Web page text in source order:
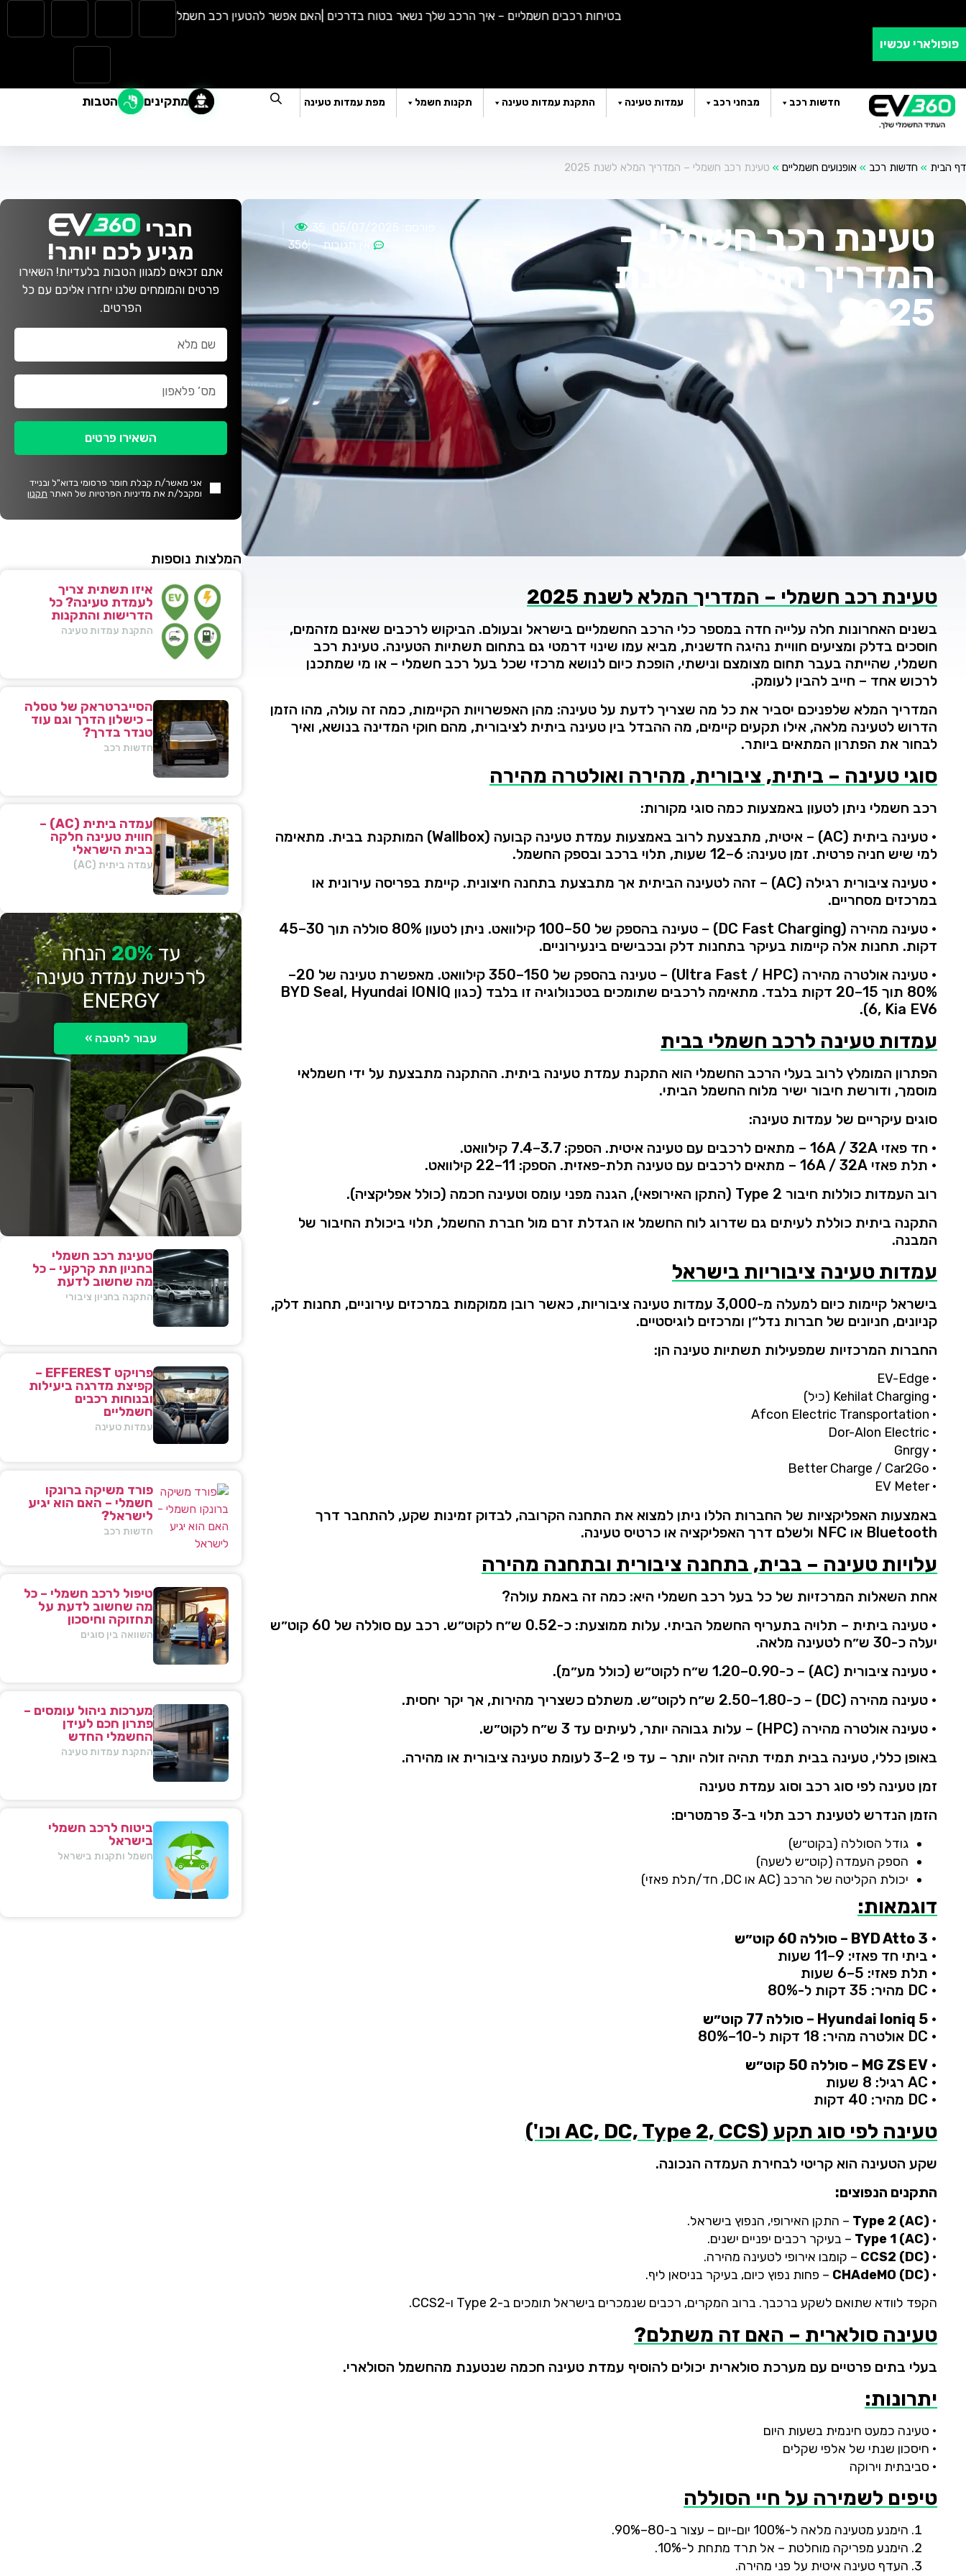
פופולארי עכשיו
בטיחות רכבים חשמליים – איך הרכב שלך נשאר בטוח בדרכים |האם אפשר להטעין רכב חשמלי בגשם? כל מה שצריך לדעת |
חדשות רכב מבחני רכב עמדות טעינה התקנת עמדות טעינה תקנות חשמל מפת עמדות טעינה מתקינים הטבות
דף הבית » חדשות רכב » אופנועים חשמליים » טעינת רכב חשמלי – המדריך המלא לשנת 2025
טעינת רכב חשמלי –
המדריך המלא לשנת
2025
פורסם: 05/07/2025
14:35
אין תגובות
356
טעינת רכב חשמלי – המדריך המלא לשנת 2025
בשנים האחרונות חלה עלייה חדה במספר כלי הרכב החשמליים בישראל ובעולם. הביקוש לרכבים שאינם מזהמים,
חוסכים בדלק ומציעים חוויית נהיגה חדשנית, מביא עמו שינוי דרמטי גם בתחום תשתיות הטעינה. טעינת רכב
חשמלי, שהייתה בעבר תחום מצומצם ונישתי, הופכת כיום לנושא מרכזי שכל בעל רכב חשמלי – או מי שמתכנן
לרכוש אחד – חייב להבין לעומק.
המדריך המלא שלפניכם יסביר את כל מה שצריך לדעת על טעינה: מהן האפשרויות הקיימות, כמה זה עולה, מהו הזמן
הדרוש לטעינה מלאה, אילו תקעים קיימים, מה ההבדל בין טעינה ביתית לציבורית, מהם חוקי המדינה בנושא, ואיך
לבחור את הפתרון המתאים ביותר.
סוגי טעינה – ביתית, ציבורית, מהירה ואולטרה מהירה
רכב חשמלי ניתן לטעון באמצעות כמה סוגי מקורות:
• טעינה ביתית (AC)
– איטית, מתבצעת לרוב באמצעות עמדת טעינה קבועה (Wallbox) המותקנת בבית. מתאימה
למי שיש חניה פרטית. זמן טעינה: 6–
12 שעות, תלוי ברכב ובספק החשמל.
• טעינה ציבורית רגילה (AC)
– זהה לטעינה הביתית אך מתבצעת בתחנה חיצונית. קיימת בפריסה עירונית או
במרכזים מסחריים.
• טעינה מהירה ( DC Fast Charging)
– טעינה בהספק של 50–
100 קילוואט. ניתן לטעון 80% סוללה תוך 30–
45
דקות. תחנות אלה קיימות בעיקר בתחנות דלק ובכבישים בינעירוניים.
• טעינה אולטרה מהירה ( Ultra Fast / HPC)
– טעינה בהספק של 150–
350 קילוואט. מאפשרת טעינה של 20–
80% תוך 15–
20 דקות בלבד. מתאימה לרכבים שתומכים בטכנולוגיה זו בלבד (כגון BYD Seal, Hyundai IONIQ
6, Kia EV6).
עמדות טעינה לרכב חשמלי בבית
הפתרון המומלץ לרוב בעלי הרכב החשמלי הוא התקנת עמדת טעינה ביתית. ההתקנה מתבצעת על ידי חשמלאי
מוסמך, ודורשת חיבור ישיר מלוח החשמל הביתי.
סוגים עיקריים של עמדות טעינה:
• חד פאזי 16A / 32A
– מתאים לרכבים עם טעינה איטית. הספק: 3.7–
7.4 קילוואט.
• תלת פאזי 16A / 32A
– מתאים לרכבים עם טעינה תלת-פאזית. הספק: 11–
22 קילוואט.
רוב העמדות כוללות חיבור Type 2 ( התקן האירופאי), הגנה מפני עומס וטעינה חכמה (כולל אפליקציה).
התקנה ביתית כוללת לעיתים גם שדרוג לוח החשמל או הגדלת זרם מול חברת החשמל, תלוי ביכולת החיבור של
המבנה.
עמדות טעינה ציבוריות בישראל
בישראל קיימות כיום למעלה מ-3,000 עמדות טעינה ציבוריות, כאשר רובן ממוקמות במרכזים עירוניים, תחנות דלק,
קניונים, חניונים של חברות נדל״ן ומרכזים לוגיסטיים.
החברות המרכזיות שמפעילות תשתיות טעינה הן:
•
EV-Edge
•
Kehilat Charging (
כיל)
•
Afcon Electric Transportation
•
Dor-Alon Electric
•
Gnrgy
•
BetterCharge / Car2Go
•
EV Meter
באמצעות האפליקציות של החברות הללו ניתן למצוא את התחנה הקרובה, לבדוק זמינות שקע, להתחבר דרך
Bluetooth או NFC ולשלם דרך האפליקציה או כרטיס טעינה.
עלויות טעינה – בבית, בתחנה ציבורית ובתחנה מהירה
אחת השאלות המרכזיות של כל בעל רכב חשמלי היא: כמה זה באמת עולה?
• טעינה ביתית – תלויה בתעריף החשמל הביתי. עלות ממוצעת: כ-0.52 ש״ח לקוט״ש. רכב עם סוללה של 60 קוט״ש
יעלה כ-30 ש״ח לטעינה מלאה.
• טעינה ציבורית (AC)
– כ-0.90–
1.20 ש״ח לקוט״ש (כולל מע״מ).
• טעינה מהירה (DC)
– כ-1.80–
2.50 ש״ח לקוט״ש. משתלם כשצריך מהירות, אך יקר יחסית.
• טעינה אולטרה מהירה (HPC)
– עלות גבוהה יותר, לעיתים עד 3 ש״ח לקוט״ש.
באופן כללי, טעינה בבית תמיד תהיה זולה יותר – עד פי 2–
3 לעומת טעינה ציבורית או מהירה.
זמן טעינה לפי סוג רכב וסוג עמדת טעינה
הזמן הנדרש לטעינת רכב תלוי ב-3 פרמטרים:
גודל הסוללה (בקוט״ש)
הספק העמדה (קוט״ש לשעה)
יכולת הקליטה של הרכב (AC או DC, חד/תלת פאזי)
דוגמאות:
•
BYDAtto 3 – סוללה 60 קוט״ש
• ביתי חד פאזי: 9–
11 שעות
• תלת פאזי: 5–
6 שעות
•
DC מהיר: 35 דקות ל-80%
•
Hyundai Ioniq 5 – סוללה 77 קוט״ש
•
DC אולטרה מהיר: 18 דקות ל-10–
80%
•
MG ZS EV – סוללה 50 קוט״ש
•
AC רגיל: 8 שעות
•
DC מהיר: 40 דקות
טעינה לפי סוג תקע ( AC, DC, Type 2, CCS וכו')
שקע הטעינה הוא קריטי לבחירת העמדה הנכונה.
התקנים הנפוצים:
•
Type 2 (AC)
– התקן האירופי, הנפוץ בישראל.
•
Type 1 (AC)
– בעיקר רכבים יפניים ישנים.
•
CCS2 (DC)
– קומבו אירופי לטעינה מהירה.
•
CHAdeMO (DC)
– פחות נפוץ כיום, בעיקר בניסאן ליף.
הקפד לוודא שתואם לשקע ברכבך. ברוב המקרים, רכבים שנמכרים בישראל תומכים ב- Type 2 ו-CCS2.
טעינה סולארית – האם זה משתלם?
בעלי בתים פרטיים עם מערכת סולארית יכולים להוסיף עמדת טעינה חכמה שנטענת מהחשמל הסולארי.
יתרונות:
• טעינה כמעט חינמית בשעות היום
• חיסכון שנתי של אלפי שקלים
• סביבתית וירוקה
טיפים לשמירה על חיי הסוללה
הימנע מטעינה מלאה ל-100% יום-יום – עצור ב-80–
90%.
הימנע מפריקה מוחלטת – אל תרד מתחת ל-10%.
העדף טעינה איטית על פני מהירה.
חברי
מגיע לכם יותר!
אתם זכאים למגוון הטבות בלעדיות! השאירו
פרטים והמומחים שלנו יחזרו אליכם עם כל
הפרטים.
אני מאשר/ת קבלת חומר פרסומי בדוא"ל ובנייד
ומקבל/ת את מדיניות הפרטיות של האתר תקנון
השאירו פרטים
המלצות נוספות
איזו תשתית צריך
לעמדת טעינה? כל
הדרישות והתקנות
התקנת עמדות טעינה
הסייברטראק של טסלה
– כישלון הדרך וגם עוד
טנדר בדרך?
חדשות רכב
עמדה ביתית (AC) –
חווית טעינה חלקה
בבית הישראלי
עמדה ביתית (AC)
עד20%הנחה
לרכישת עמדת טעינה
ENERGY
עבור להטבה »
טעינת רכב חשמלי
בחניון תת קרקעי – כל
מה שחשוב לדעת
התקנה בחניון ציבורי
פרויקט EFFEREST –
קפיצת מדרגה ביעילות
ובנוחות רכבים
חשמליים
עמדות טעינה
פורד משיקה ברונקו
חשמלי – האם הוא יגיע
לישראל?
חדשות רכב
טיפול לרכב חשמלי – כל
מה שחשוב לדעת על
תחזוקה וחיסכון
השוואה בין סוגים
מערכות ניהול עומסים –
פתרון חכם לעידן
החשמלי החדש
התקנת עמדות טעינה
ביטוח לרכב חשמלי
בישראל
חשמל ותקנות בישראל